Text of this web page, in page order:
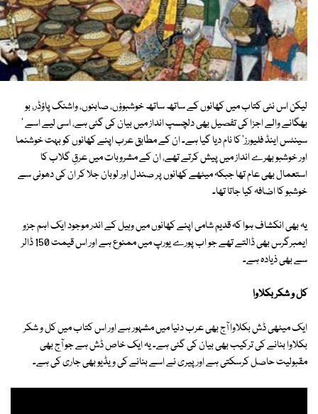
لیکن اس نئی کتاب میں کھانوں کے ساتھ ساتھ خوشبوؤں، صابنوں، واشنگ پاؤڈر، بو
بھگانے والے اجزا کی تفصیل بھی دلچسپ انداز میں بیان کی گئی ہے، اسی لیے اسے '
سینٹس اینڈ فلیورز' کا نام دیا گیا ہے۔ ان کے مطابق عرب اپنے کھانوں کو بہت خوشنما
اور خوشبو بھرے انداز میں پیش کرتے تھے، ان کے مشروبات میں عرقِ گلاب کا
استعمال بھی عام تھا جبکہ میٹھے کھانوں پر صندل اور لوبان جلا کر ان کی دھونی سے
خوشبو کا اضافہ کیا جاتا تھا۔
یہ بھی انکشاف ہوا کہ قدیم شامی اپنے کھانوں میں وہیل کے اندر موجود ایک اہم جزو
ایمبرگرس بھی ڈالتے تھے جو اب پورے یورپ میں ممنوع ہے اور اس قیمت 150 ڈالر
سے بھی ذیادہ ہے۔
کل و شکر بکلاوا
ایک میٹھی ڈش بکلاوا آج بھی عرب دنیا میں مشہور ہے اور اس کتاب میں کل و شکر
بکلاوا بنانے کی ترکیب بھی بیان کی گئی ہے۔ یہ ایک خاص ڈش ہے جو آج بھی
مقبولیت حاصل کرسکتی ہے اور پیری نے اسے بنانے کی ویڈیو بھی جاری کی ہے۔